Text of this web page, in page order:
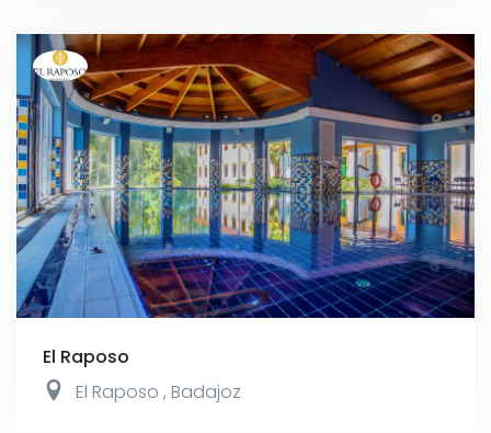
El Raposo
El Raposo , Badajoz